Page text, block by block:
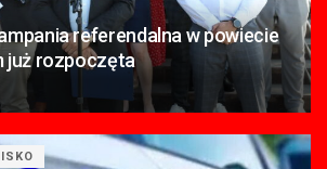
referendalna w powiecie
już rozpoczęta